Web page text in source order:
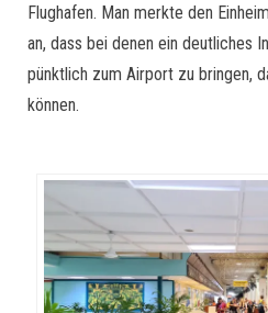
Flughafen. Man merkte den
an, dass bei denen ein deutliches
pünktlich zum Airport zu bringen,
können.